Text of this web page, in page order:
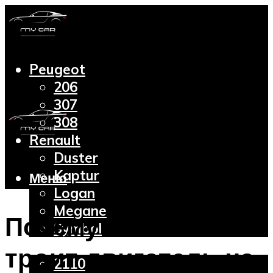
Peugeot
206
307
308
Renault
Duster
Kaptur
Logan
Megane
Symbol
2110
Меню
Почему на Пежо 308
троит двигатель на